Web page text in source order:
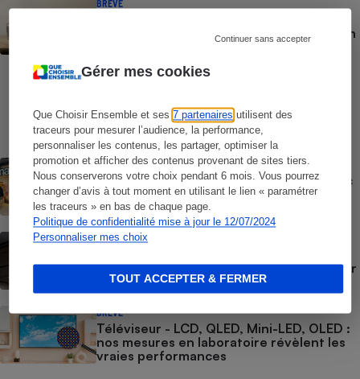
Gérer mes cookies
Que Choisir Ensemble et ses7 partenaires utilisent des
traceurs pour mesurer l’audience, la performance,
personnaliser les contenus, les partager, optimiser la
promotion et afficher des contenus provenant de sites tiers.
Nous conserverons votre choix pendant 6 mois. Vous pourrez
changer d’avis à tout moment en utilisant le lien « paramétrer
les traceurs » en bas de chaque page.
Politique de confidentialité mise à jour le 12/07/2024
Personnaliser mes choix
Continuer sans accepter
TOUT ACCEPTER & FERMER
BRÈVE
luminosité, contraste, bruit : Nos tests en
laboratoire, indépendants et
Casques audio - Le protocole
ACTUALITÉ
Offre découverte Canal+ - Quand la Fnac
pousse à l’abonnement
ACTION QUE CHOISIR ENSEMBLE
personnelles - Apple perd son bras de fer
judiciaire face à l’UFC-Que Choisir !
BRÈVE
Téléviseur - LCD, QLED, Mini-LED, OLED :
nos mesures en laboratoire révèlent les
vraies performances